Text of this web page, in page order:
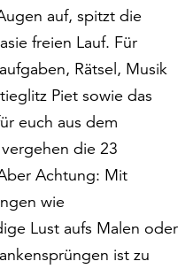
auf, spitzt die
freien Lauf. Für
Rätsel, Musik
Piet sowie das
euch aus dem
die 23
Achtung: Mit
wie
Lust aufs Malen oder
ist zu